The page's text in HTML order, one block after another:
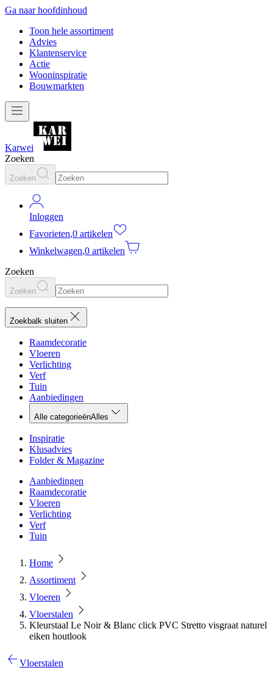
Ga naar hoofdinhoud
Toon hele assortiment
Advies
Klantenservice
Actie
Wooninspiratie
Bouwmarkten
Karwei
Zoeken
Zoeken
Inloggen
Favorieten,0 artikelen
Winkelwagen,0 artikelen
Zoeken
Zoeken
Zoekbalk sluiten
Raamdecoratie
Vloeren
Verlichting
Verf
Tuin
Aanbiedingen
Alle categorieënAlles
Inspiratie
Klusadvies
Folder & Magazine
Aanbiedingen
Raamdecoratie
Vloeren
Verlichting
Verf
Tuin
Home
Assortiment
Vloeren
Vloerstalen
Kleurstaal Le Noir & Blanc click PVC Stretto visgraat naturel
eiken houtlook
Vloerstalen